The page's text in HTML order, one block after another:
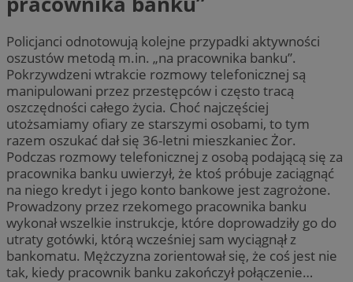
Policjanci odnotowują kolejne przypadki aktywności
oszustów metodą m.in. „na pracownika banku”.
Pokrzywdzeni wtrakcie rozmowy telefonicznej są
manipulowani przez przestępców i często tracą
oszczędności całego życia. Choć najczęściej
utożsamiamy ofiary ze starszymi osobami, to tym
razem oszukać dał się 36-letni mieszkaniec Żor.
Podczas rozmowy telefonicznej z osobą podającą się za
pracownika banku uwierzył, że ktoś próbuje zaciągnąć
na niego kredyt i jego konto bankowe jest zagrożone.
Prowadzony przez rzekomego pracownika banku
wykonał wszelkie instrukcje, które doprowadziły go do
utraty gotówki, którą wcześniej sam wyciągnął z
bankomatu. Mężczyzna zorientował się, że coś jest nie
tak, kiedy pracownik banku zakończył połączenie…